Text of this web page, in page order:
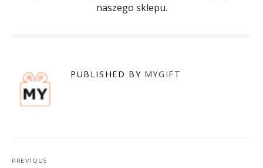
naszego sklepu.
PUBLISHED BY MYGIFT
navigation
PREVIOUS